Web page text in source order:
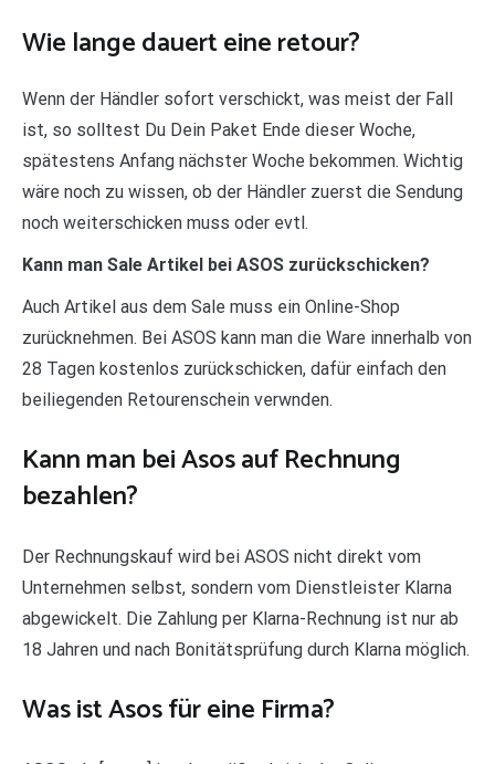
Wie lange dauert eine retour?
Wenn der Händler sofort verschickt, was meist der Fall
ist, so solltest Du Dein Paket Ende dieser Woche,
spätestens Anfang nächster Woche bekommen. Wichtig
wäre noch zu wissen, ob der Händler zuerst die Sendung
noch weiterschicken muss oder evtl.
Kann man Sale Artikel bei ASOS zurückschicken?
Auch Artikel aus dem Sale muss ein Online-Shop
zurücknehmen. Bei ASOS kann man die Ware innerhalb von
28 Tagen kostenlos zurückschicken, dafür einfach den
beiliegenden Retourenschein verwnden.
Kann man bei Asos auf Rechnung
bezahlen?
Der Rechnungskauf wird bei ASOS nicht direkt vom
Unternehmen selbst, sondern vom Dienstleister Klarna
abgewickelt. Die Zahlung per Klarna-Rechnung ist nur ab
18 Jahren und nach Bonitätsprüfung durch Klarna möglich.
Was ist Asos für eine Firma?